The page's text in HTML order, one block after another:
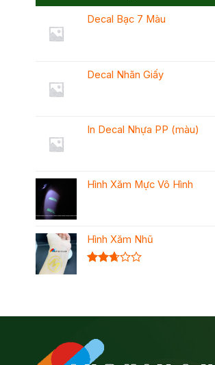
Decal Bạc 7 Màu
Decal Nhãn Giấy
In Decal Nhựa PP (màu)
Hình Xăm Mực Vô Hình
Hình Xăm Nhũ
5 sao